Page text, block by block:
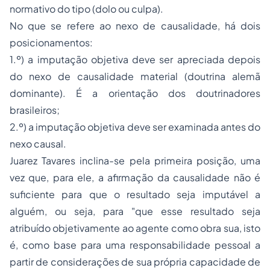
normativo do tipo(dolo ou culpa).
No que se refere ao nexo de causalidade, há dois
posicionamentos:
1.º) a imputação objetiva deve ser apreciada depois
do nexo de causalidade material (doutrina alemã
dominante). É a orientação dos doutrinadores
brasileiros;
2.º) a imputação objetiva deve ser examinada antes do
nexo causal.
Juarez Tavares inclina-se pela primeira posição, uma
vez que, para ele, a afirmação da causalidade não é
suficiente para que o resultado seja imputável a
alguém, ou seja, para "que esse resultado seja
atribuído objetivamente ao agente comoobra sua, isto
é, como base para uma responsabilidade pessoal a
partir de considerações de sua própria capacidade de